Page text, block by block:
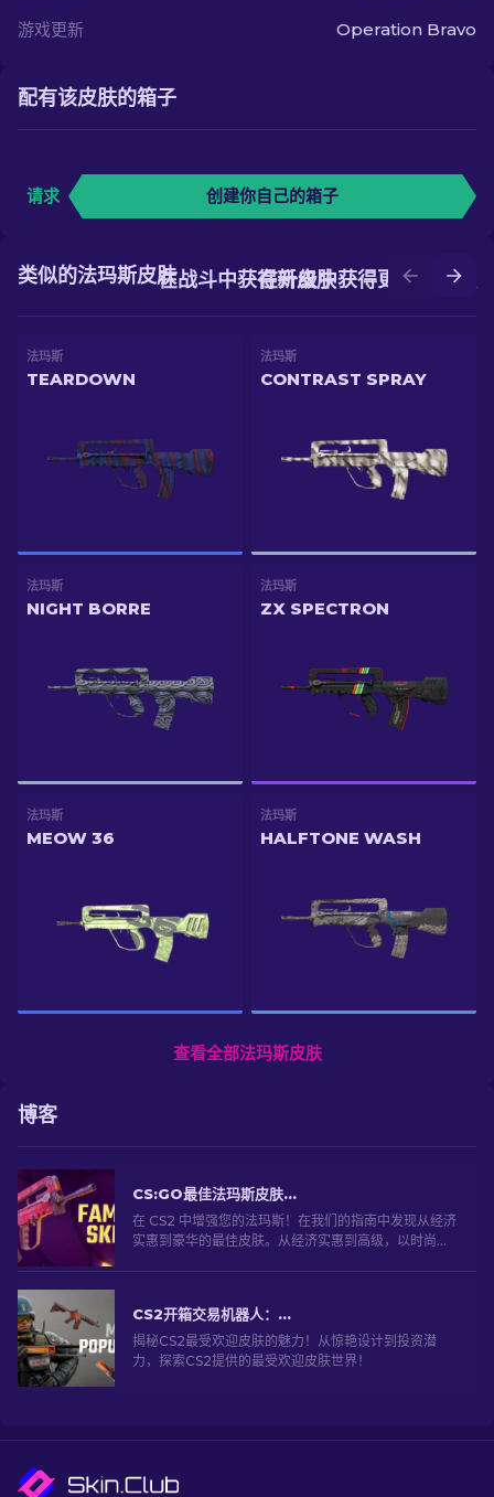
游戏更新
Operation Bravo
配有该皮肤的箱子
请求 创建你自己的箱子
在升级中获得更好的皮肤
在战斗中获得新皮肤
类似的法玛斯皮肤
法玛斯
TEARDOWN
法玛斯
CONTRAST SPRAY
法玛斯
NIGHT BORRE
法玛斯
ZX SPECTRON
法玛斯
MEOW 36
法玛斯
HALFTONE WASH
查看全部法玛斯皮肤
博客
CS:GO最佳法玛斯皮肤：从便宜到最昂贵 [2026]
在 CS2 中增强您的法玛斯！在我们的指南中发现从经济
实惠到豪华的最佳皮肤。从经济实惠到高级，以时尚的
CS2开箱交易机器人：深入探索
揭秘CS2最受欢迎皮肤的魅力！从惊艳设计到投资潜
力，探索CS2提供的最受欢迎皮肤世界！